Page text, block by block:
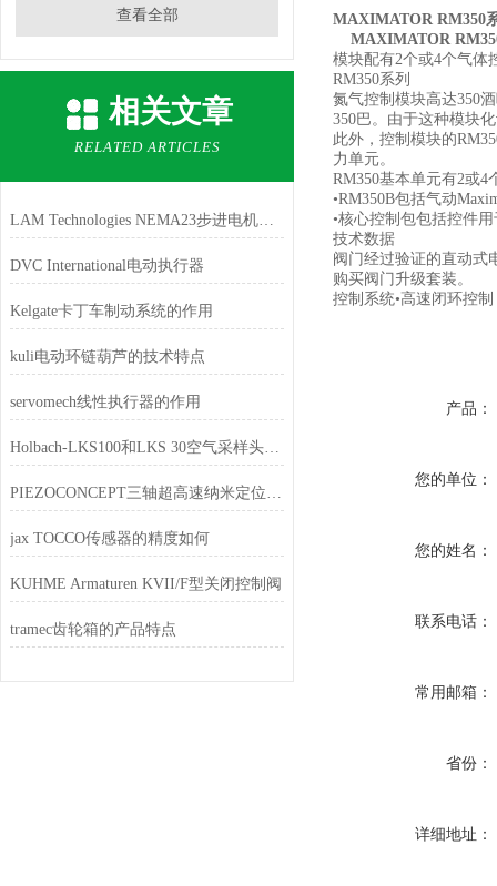
查看全部
相关文章
RELATED ARTICLES
LAM Technologies NEMA23步进电机不同的功率尺寸
DVC International电动执行器
Kelgate卡丁车制动系统的作用
kuli电动环链葫芦的技术特点
servomech线性执行器的作用
Holbach-LKS100和LKS 30空气采样头的性能特点
PIEZOCONCEPT三轴超高速纳米定位器的规格
jax TOCCO传感器的精度如何
KUHME Armaturen KVII/F型关闭控制阀
tramec齿轮箱的产品特点
MAXIMATOR RM350
MAXIMATOR
模块配有2个或4个气体
RM350系列
氮气控制模块高达350
350巴。由于这种模块
此外，控制模块的
力单元。
RM350基本单元有2或4
•RM350B包括气动
•核心控制包包括控件
技术数据
阀门经过验证的直动式
购买阀门升级套装。
控制系统•高速闭环控
产品：
您的单位：
您的姓名：
联系电话：
常用邮箱：
省份：
详细地址：